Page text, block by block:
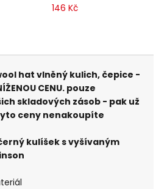
146 Kč
hat vlněný kulich, čepice -
CENU. pouze
skladových zásob - pak už
ceny nenakoupíte
kulíšek s vyšívaným